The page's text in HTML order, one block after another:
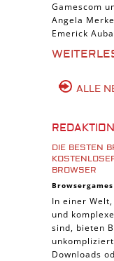
Gamescom
Angela
Emerick
ALLE
DIE BESTEN
ROWSER
Browsergames
In einer
und
sind, bieten
Downloads